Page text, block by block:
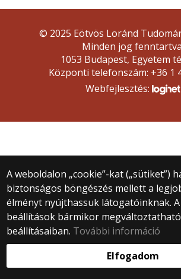
A weboldalon „cookie”-kat („sütiket”)
biztonságos böngészés mellett a
élményt nyújthassuk látogatóinknak.
beállítások bármikor
beállításaiban. További információ
Elfogadom
© 2025 Eötvös Loránd
Minden jog
1053 Budapest, Egyetem
Központi telefonszám: +36 1
Webfejlesztés: